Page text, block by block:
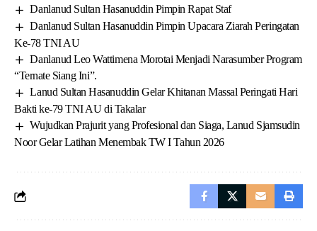
Danlanud Sultan Hasanuddin Pimpin Rapat Staf
Danlanud Sultan Hasanuddin Pimpin Upacara Ziarah Peringatan
Ke-78 TNI AU
Danlanud Leo Wattimena Morotai Menjadi Narasumber Program
“Ternate Siang Ini”.
Lanud Sultan Hasanuddin Gelar Khitanan Massal Peringati Hari
Bakti ke-79 TNI AU di Takalar
Wujudkan Prajurit yang Profesional dan Siaga, Lanud Sjamsudin
Noor Gelar Latihan Menembak TW I Tahun 2026